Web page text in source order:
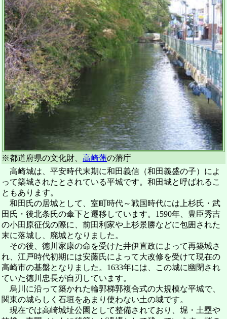
※都道府県の文化財、高崎藩の藩庁
高崎城は、平安時代末期に和田義信（和田義盛の子）によ
って築城されたとされている平城です。和田城と呼ばれるこ
ともあります。
和田氏の居城として、室町時代～戦国時代には上杉氏・武
田氏・後北条氏の傘下と遷移しています。1590年、豊臣秀吉
の小田原征伐の際に、前田利家や上杉景勝などに包囲された
末に落城し、廃城となりました。
その後、徳川家康の命を受けた井伊直政によって再築城さ
れ、江戸時代初期には安藤氏によって大改修を受けて現在の
高崎市の基盤となりました。1633年には、この城に幽閉され
ていた徳川忠長が自刃しています。
烏川に沿って築かれた輪郭梯郭複合式の大規模な平城で、
関東の城らしく石垣をあまり使わない土の城です。
現在では高崎城址公園として整備されており、堀・土塁や